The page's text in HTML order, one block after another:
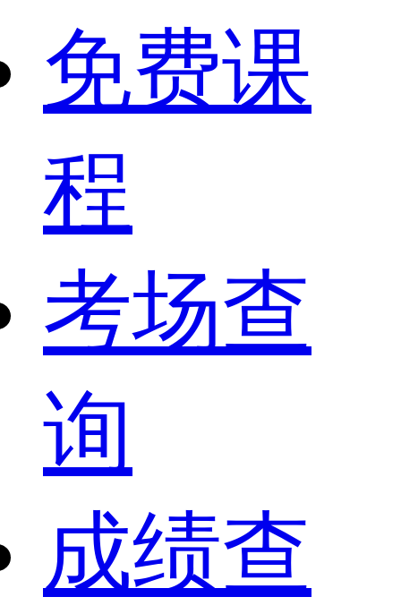
免费课
程
考场查
询
成绩查